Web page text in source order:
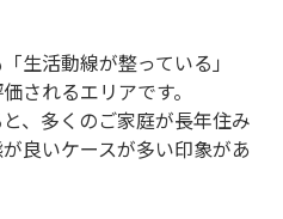
生活動線が整っている」
されるエリアです。
、多くのご家庭が長年住み
良いケースが多い印象があ